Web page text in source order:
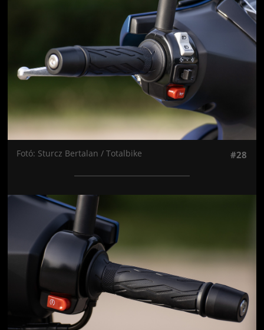
Fotó: Sturcz Bertalan / Totalbike #28
Jön még kép!